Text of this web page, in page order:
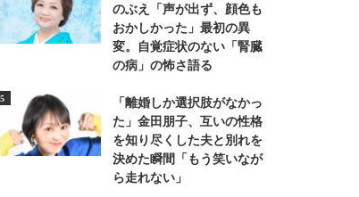
のぶえ「声が出ず、顔色も
おかしかった」最初の異
変。自覚症状のない「腎臓
の病」の怖さ語る
「離婚しか選択肢がなかっ
た」金田朋子、互いの性格
を知り尽くした夫と別れを
決めた瞬間「もう笑いなが
ら走れない」